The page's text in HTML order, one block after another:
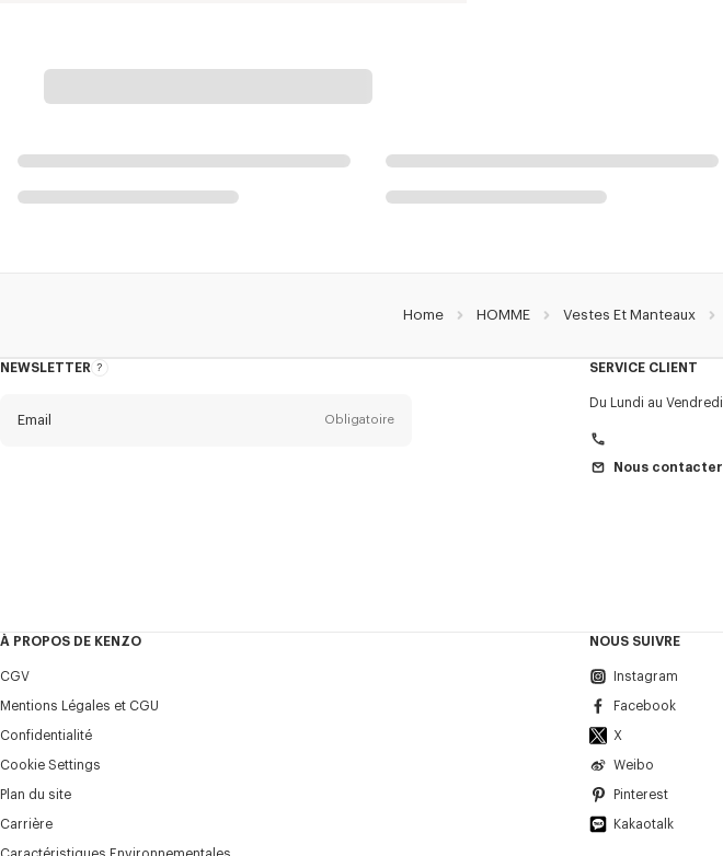
Home HOMME Vestes Et Manteaux
NEWSLETTER
A
Email Obligatoire
Nom*
+41
Je souhaite recevoir les communications sur les produits,
services, évènements KENZO, qui peuvent être
SERVICE CLIENT
Du Lundi au Vendredi
Nous contacter
À PROPOS DE KENZO
CGV
Mentions Légales et CGU
Confidentialité
Cookie Settings
Plan du site
Carrière
NOUS SUIVRE
Instagram
Facebook
X
Weibo
Pinterest
Kakaotalk